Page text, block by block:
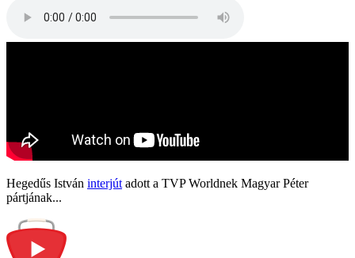
Hegedűs István interjút adott a TVP Worldnek Magyar Péter
pártjának...